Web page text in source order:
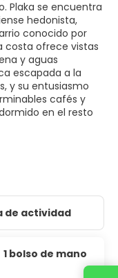
Plaka se encuentra
hedonista,
conocido por
costa ofrece vistas
y aguas
escapada a la
y su entusiasmo
cafés y
en el resto
de actividad
1 bolso de mano